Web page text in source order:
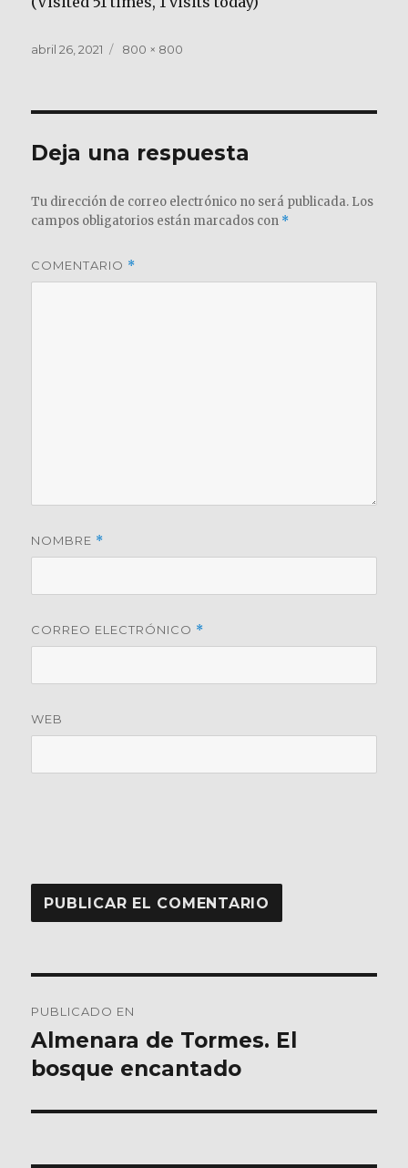
Publicado
abril 26, 2021
Tamaño
800 × 800
Deja una respuesta
Tu dirección de correo electrónico no será publicada. Los
campos obligatorios están marcados con *
COMENTARIO *
NOMBRE *
CORREO ELECTRÓNICO *
WEB
de
entradas
PUBLICADO EN
Almenara de Tormes. El
bosque encantado